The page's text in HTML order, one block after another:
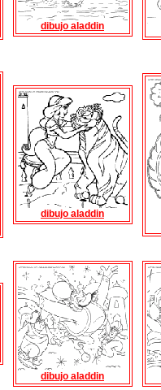
dibujo aladdin
dibujo aladdin
dibujo aladdin